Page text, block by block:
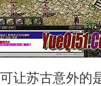
让苏古意外的